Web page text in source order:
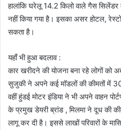
हालांकि घरेलू 14.2 किलो वाले गैस सिलेंडर
नहीं किया गया है। इसका असर होटल,
सकता है।
यहाँ भी हुआ बदलाव :
कार खरीदने की योजना बना रहे लोगों को
सुजुकी ने अपने कई मॉडलों की कीमतों में
वहीं हुंडई मोटर इंडिया ने भी अपने वाहन
के प्रमुख डेयरी ब्रांड , मिलमा ने दूध की
लागू कर दी है। इससे लाखों परिवारों के